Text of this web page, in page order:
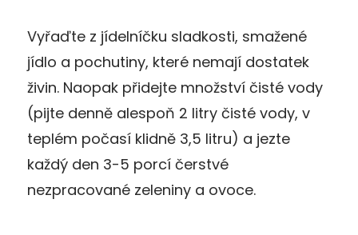
Vyřaďte z jídelníčku sladkosti, smažené
jídlo a pochutiny, které nemají dostatek
živin. Naopak přidejte množství čisté vody
(pijte denně alespoň 2 litry čisté vody, v
teplém počasí klidně 3,5 litru) a jezte
každý den 3-5 porcí čerstvé
nezpracované zeleniny a ovoce.